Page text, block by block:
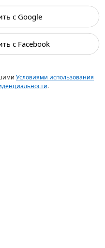
с Google
с Facebook
Условиями использования
.